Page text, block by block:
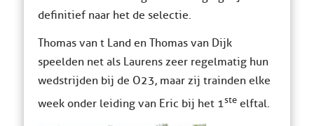
definitief naar het de selectie.
Thomas van t Land en Thomas van Dijk
speelden net als Laurens zeer regelmatig hun
wedstrijden bij de O23, maar zij trainden elke
week onder leiding van Eric bij het 1steelftal.